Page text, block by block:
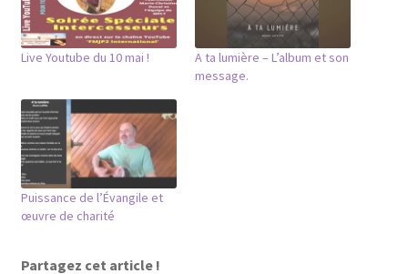
Live Youtube du 10 mai !
A ta lumière – L’album et son
message.
Puissance de l’Évangile et
œuvre de charité
Partagez cet article !